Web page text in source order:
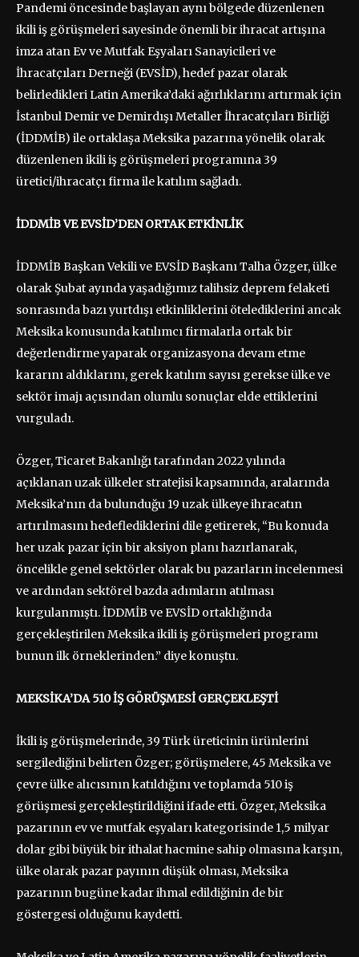
Pandemi öncesinde başlayan aynı bölgede düzenlenen
ikili iş görüşmeleri sayesinde önemli bir ihracat artışına
imza atan Ev ve Mutfak Eşyaları Sanayicileri ve
İhracatçıları Derneği (EVSİD), hedef pazar olarak
belirledikleri Latin Amerika’daki ağırlıklarını artırmak için
İstanbul Demir ve Demirdışı Metaller İhracatçıları Birliği
(İDDMİB) ile ortaklaşa Meksika pazarına yönelik olarak
düzenlenen ikili iş görüşmeleri programına 39
üretici/ihracatçı firma ile katılım sağladı.
İDDMİB VE EVSİD’DEN ORTAK ETKİNLİK
İDDMİB Başkan Vekili ve EVSİD Başkanı Talha Özger, ülke
olarak Şubat ayında yaşadığımız talihsiz deprem felaketi
sonrasında bazı yurtdışı etkinliklerini ötelediklerini ancak
Meksika konusunda katılımcı firmalarla ortak bir
değerlendirme yaparak organizasyona devam etme
kararını aldıklarını, gerek katılım sayısı gerekse ülke ve
sektör imajı açısından olumlu sonuçlar elde ettiklerini
vurguladı.
Özger, Ticaret Bakanlığı tarafından 2022 yılında
açıklanan uzak ülkeler stratejisi kapsamında, aralarında
Meksika’nın da bulunduğu 19 uzak ülkeye ihracatın
artırılmasını hedeflediklerini dile getirerek, “Bu konuda
her uzak pazar için bir aksiyon planı hazırlanarak,
öncelikle genel sektörler olarak bu pazarların incelenmesi
ve ardından sektörel bazda adımların atılması
kurgulanmıştı. İDDMİB ve EVSİD ortaklığında
gerçekleştirilen Meksika ikili iş görüşmeleri programı
bunun ilk örneklerinden.” diye konuştu.
MEKSİKA’DA 510 İŞ GÖRÜŞMESİ GERÇEKLEŞTİ
İkili iş görüşmelerinde, 39 Türk üreticinin ürünlerini
sergilediğini belirten Özger; görüşmelere, 45 Meksika ve
çevre ülke alıcısının katıldığını ve toplamda 510 iş
görüşmesi gerçekleştirildiğini ifade etti. Özger, Meksika
pazarının ev ve mutfak eşyaları kategorisinde 1,5 milyar
dolar gibi büyük bir ithalat hacmine sahip olmasına karşın,
ülke olarak pazar payının düşük olması, Meksika
pazarının bugüne kadar ihmal edildiğinin de bir
göstergesi olduğunu kaydetti.